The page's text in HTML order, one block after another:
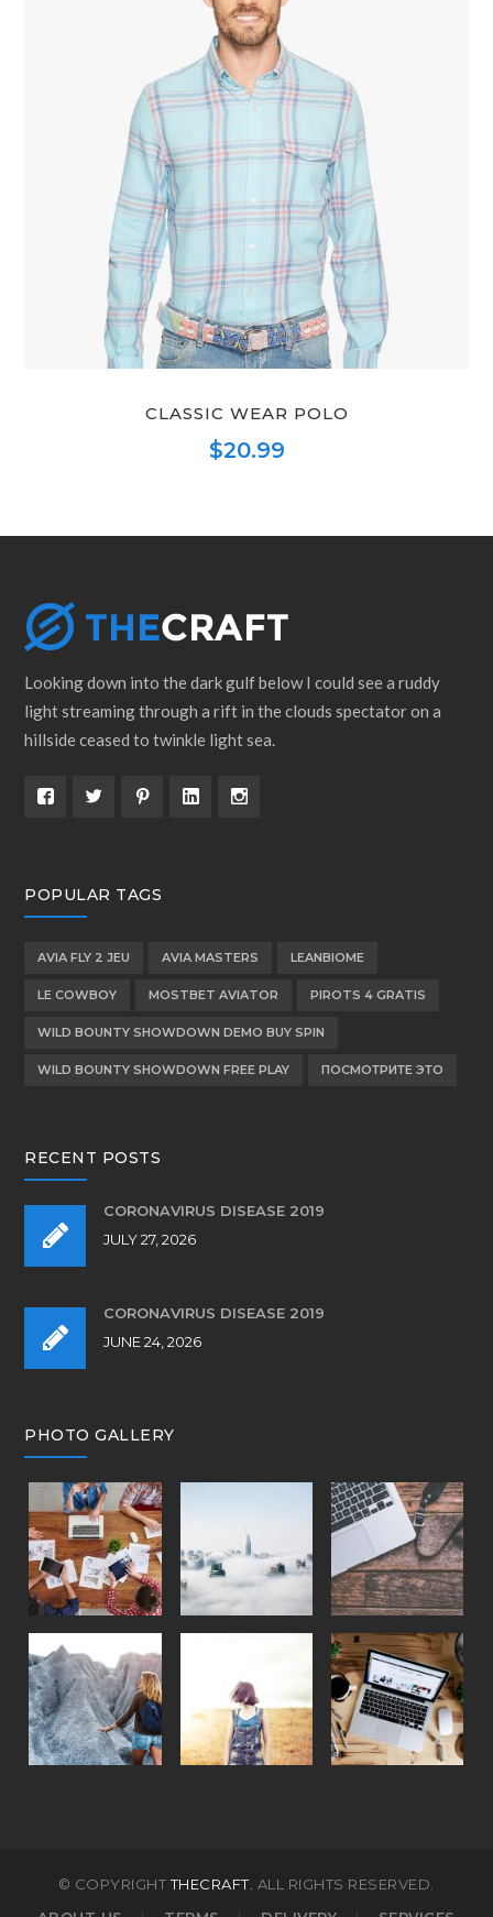
CLASSIC WEAR POLO
$20.99
Looking down into the dark gulf below I could see a ruddy
light streaming through a rift in the clouds spectator on a
hillside ceased to twinkle light sea.
POPULAR TAGS
AVIA FLY 2 JEU AVIA MASTERS LEANBIOME
LE COWBOY MOSTBET AVIATOR PIROTS 4 GRATIS
WILD BOUNTY SHOWDOWN DEMO BUY SPIN
WILD BOUNTY SHOWDOWN FREE PLAY ПОСМОТРИТЕ ЭТО
RECENT POSTS
CORONAVIRUS DISEASE 2019
JULY 27, 2026
CORONAVIRUS DISEASE 2019
JUNE 24, 2026
PHOTO GALLERY
© COPYRIGHTTHECRAFT. ALL RIGHTS RESERVED.